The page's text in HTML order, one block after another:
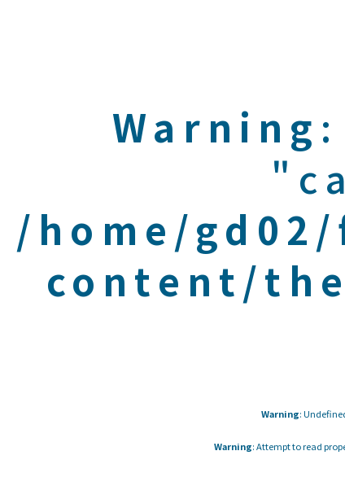
Warning
/home/
content/
Warning:
Warning: Attempt to read